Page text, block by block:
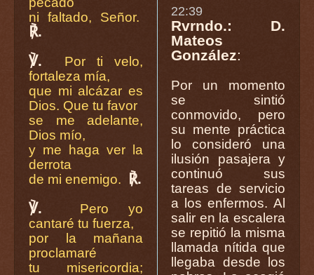
ni faltado, Señor.
℟.
℣.
Por ti velo,
fortaleza mía,
que mi alcázar es
Dios. Que tu favor
se me adelante,
Dios mío,
y me haga ver la
derrota
de mi enemigo.
℟.
℣.
Pero yo
cantaré tu fuerza,
por la mañana
proclamaré
tu misericordia;
22:39
Rvrndo.: D.
Mateos
González:
Por un momento
se sintió
conmovido, pero
su mente práctica
lo consideró una
ilusión pasajera y
continuó sus
tareas de servicio
a los enfermos. Al
salir en la escalera
se repitió la misma
llamada nítida que
llegaba desde los